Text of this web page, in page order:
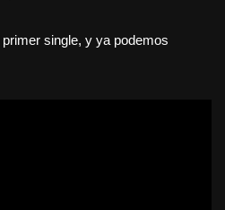
single, y ya podemos